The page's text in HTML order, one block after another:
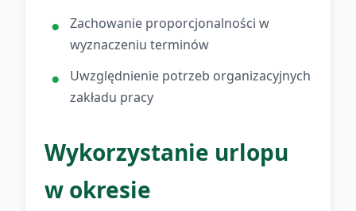
Zachowanie proporcjonalności w
wyznaczeniu terminów
Uwzględnienie potrzeb organizacyjnych
zakładu pracy
Wykorzystanie urlopu
w okresie